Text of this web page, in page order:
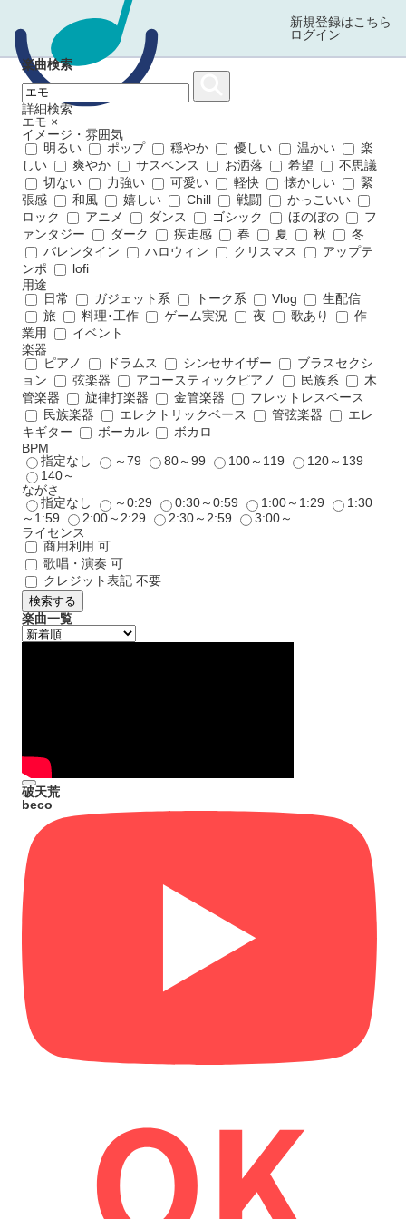
新規登録はこちら
ログイン
楽曲検索
詳細検索
エモ ×
イメージ・雰囲気
明るい
ポップ 穏やか 優しい 温かい
楽
しい
爽やか サスペンス お洒落 希望
不思議
切ない
力強い 可愛い 軽快 懐かしい
緊
張感
和風 嬉しい Chill 戦闘
かっこいい
ロック
アニメ ダンス ゴシック ほのぼの
フ
ァンタジー
ダーク 疾走感 春 夏 秋
冬
バレンタイン
ハロウィン クリスマス
アップテ
ンポ
lofi
用途
日常
ガジェット系 トーク系 Vlog
生配信
旅
料理･工作 ゲーム実況 夜 歌あり
作
業用
イベント
楽器
ピアノ
ドラムス シンセサイザー
ブラスセクシ
ョン
弦楽器 アコースティックピアノ 民族系
木
管楽器
旋律打楽器 金管楽器
フレットレスベース
民族楽器
エレクトリックベース 管弦楽器
エレ
キギター
ボーカル
ボカロ
BPM
指定なし
～79 80～99 100～119
120～139
140～
ながさ
指定なし
～0:29 0:30～0:59 1:00～1:29
1:30
～1:59
2:00～2:29 2:30～2:59
3:00～
ライセンス
商用利用 可
歌唱・演奏 可
クレジット表記 不要
検索する
楽曲一覧
破天荒
beco